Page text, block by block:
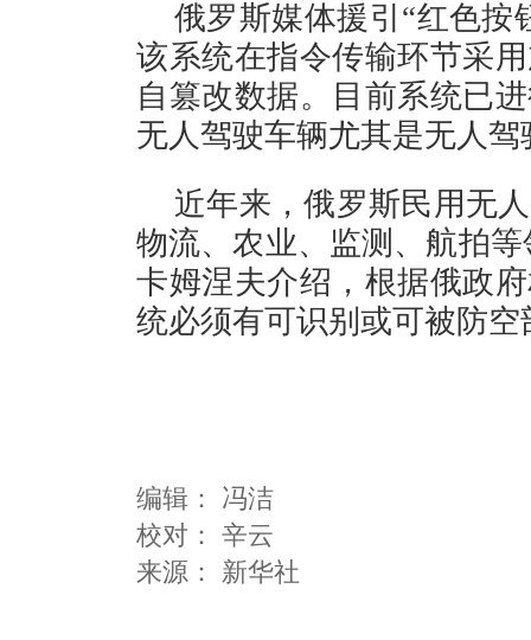
俄罗斯媒体援引“红色按
该系统在指令传输环节采
自篡改数据。目前系统已
无人驾驶车辆尤其是无人驾
近年来，俄罗斯民用无
物流、农业、监测、航拍
卡姆涅夫介绍，根据俄政
统必须有可识别或可被防
编辑： 冯洁
校对： 辛云